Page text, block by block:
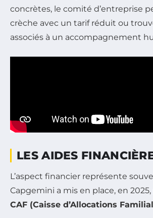
concrètes, le comité d’entreprise
crèche avec un tarif réduit ou
associés à un accompagnement
LES AIDES
L’aspect financier représente
Capgemini a mis en place, en
CAF (Caisse d’Allocations